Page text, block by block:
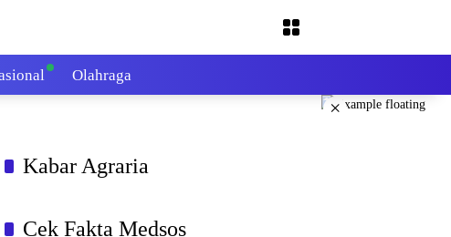
Olahraga
×
Kabar Agraria
Cek Fakta Medsos